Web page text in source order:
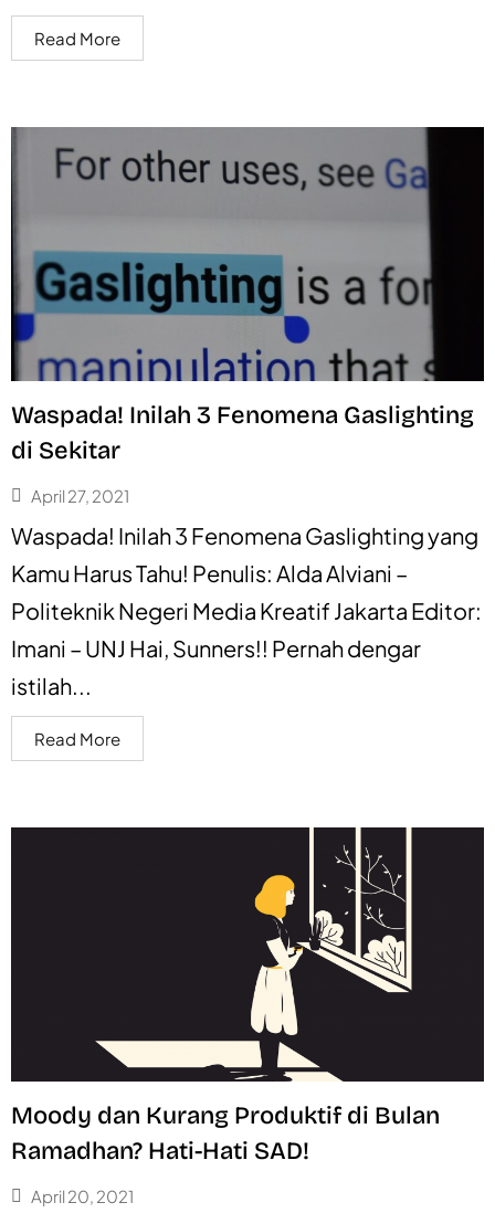
Read More
Waspada! Inilah 3 Fenomena Gaslighting
di Sekitar
April 27, 2021
Waspada! Inilah 3 Fenomena Gaslighting yang
Kamu Harus Tahu! Penulis: Alda Alviani –
Politeknik Negeri Media Kreatif Jakarta Editor:
Imani – UNJ Hai, Sunners!! Pernah dengar
istilah...
Read More
Moody dan Kurang Produktif di Bulan
Ramadhan? Hati-Hati SAD!
April 20, 2021